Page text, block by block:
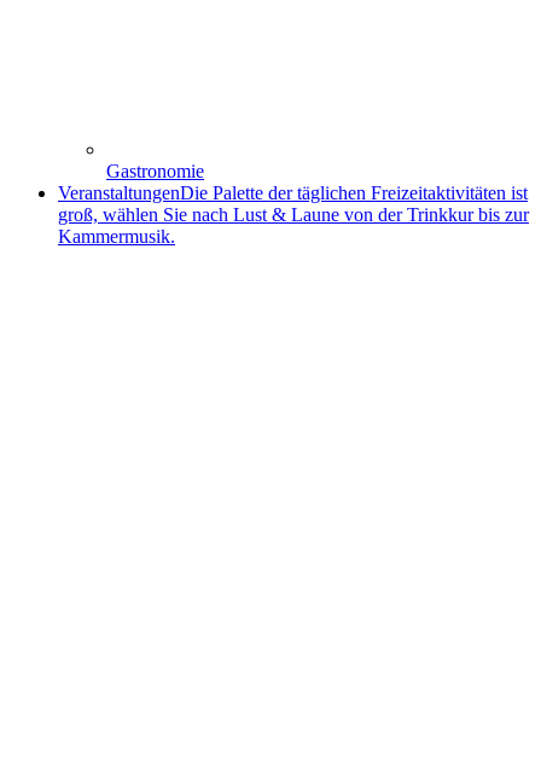
Gastronomie
VeranstaltungenDie Palette der täglichen Freizeitaktivitäten ist
groß, wählen Sie nach Lust & Laune von der Trinkkur bis zur
Kammermusik.